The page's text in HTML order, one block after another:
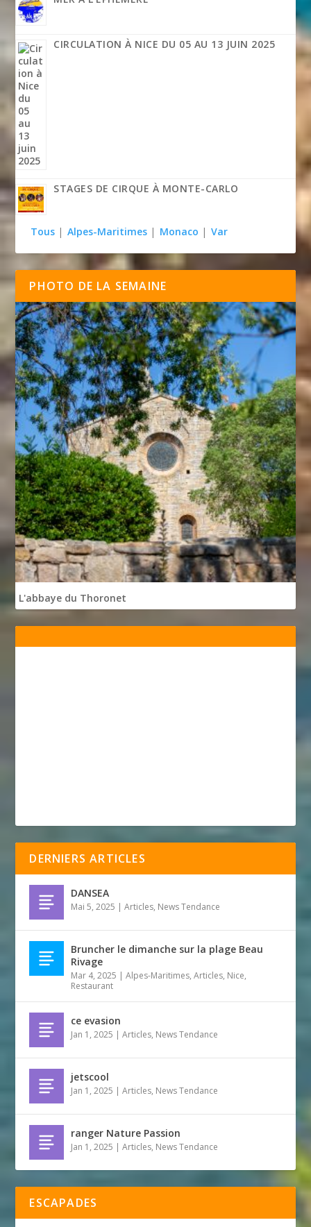
CIRCULATION À NICE DU 05 AU 13 JUIN 2025
STAGES DE CIRQUE À MONTE-CARLO
Tous | Alpes-Maritimes | Monaco | Var
PHOTO DE LA SEMAINE
L'abbaye du Thoronet
DERNIERS ARTICLES
DANSEA
Mai 5, 2025 |Articles, News Tendance
Bruncher le dimanche sur la plage Beau
Rivage
Mar 4, 2025 |Alpes-Maritimes,Articles, Nice,
Restaurant
ce evasion
Jan 1, 2025 |Articles, News Tendance
jetscool
Jan 1, 2025 |Articles, News Tendance
ranger Nature Passion
Jan 1, 2025 |Articles, News Tendance
ESCAPADES